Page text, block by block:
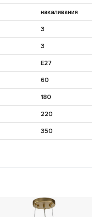
накаливания
3
3
E27
60
180
220
350